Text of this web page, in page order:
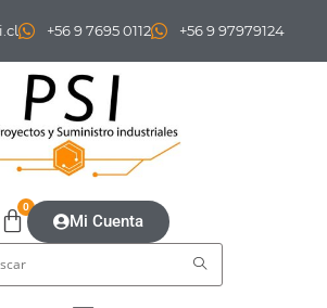
+56 9 7695 0112 +56 9 97979124
0
Mi Cuenta